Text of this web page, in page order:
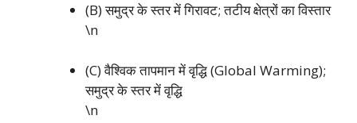
(B) समुद्र के स्तर में गिरावट; तटीय क्षेत्रों का विस्तार
\n
(C) वैश्विक तापमान में वृद्धि (Global Warming);
समुद्र के स्तर में वृद्धि
\n